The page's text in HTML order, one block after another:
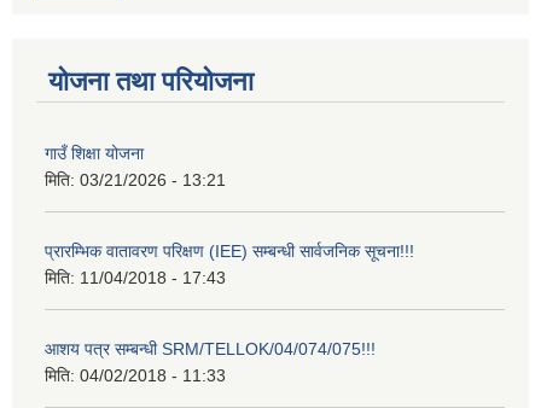
योजना तथा परियोजना
गाउँ शिक्षा योजना
मिति: 03/21/2026 - 13:21
प्रारम्भिक वातावरण परिक्षण (IEE) सम्बन्धी सार्वजनिक सूचना!!!
मिति: 11/04/2018 - 17:43
आशय पत्र सम्बन्धी SRM/TELLOK/04/074/075!!!
मिति: 04/02/2018 - 11:33